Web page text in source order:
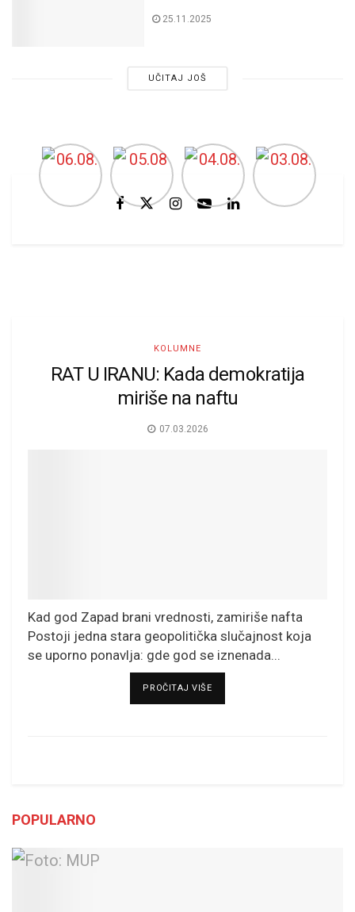
25.11.2025
UČITAJ JOŠ
KOLUMNE
RAT U IRANU: Kada demokratija
miriše na naftu
07.03.2026
Kad god Zapad brani vrednosti, zamiriše nafta
Postoji jedna stara geopolitička slučajnost koja
se uporno ponavlja: gde god se iznenada...
PROČITAJ VIŠEDETAILS
POPULARNO